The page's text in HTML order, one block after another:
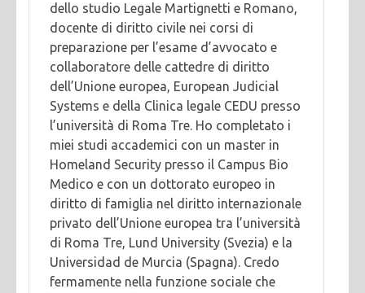
dello studio Legale Martignetti e Romano,
docente di diritto civile nei corsi di
preparazione per l’esame d’avvocato e
collaboratore delle cattedre di diritto
dell’Unione europea, European Judicial
Systems e della Clinica legale CEDU presso
l’università di Roma Tre. Ho completato i
miei studi accademici con un master in
Homeland Security presso il Campus Bio
Medico e con un dottorato europeo in
diritto di famiglia nel diritto internazionale
privato dell’Unione europea tra l’università
di Roma Tre, Lund University (Svezia) e la
Universidad de Murcia (Spagna). Credo
fermamente nella funzione sociale che